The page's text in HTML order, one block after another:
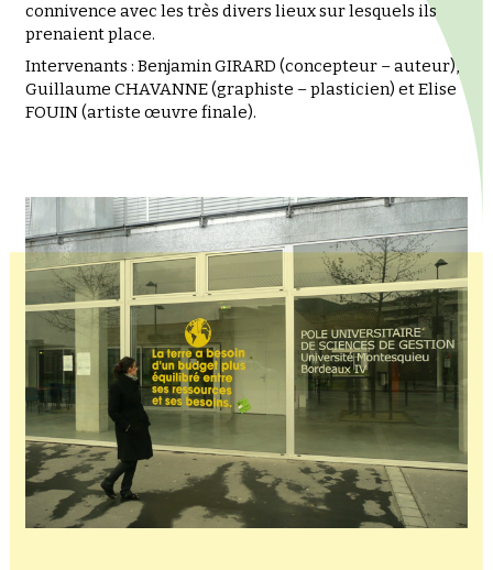
connivence avec les très divers lieux sur lesquels ils
prenaient place.
Intervenants : Benjamin GIRARD (concepteur – auteur),
Guillaume CHAVANNE (graphiste – plasticien) et Elise
FOUIN (artiste œuvre finale).